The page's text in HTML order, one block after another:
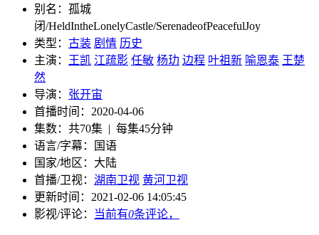
别名： 孤城
闭/HeldIntheLonelyCastle/SerenadeofPeacefulJoy
类型： 古装 剧情 历史
主演：
王凯 江疏影 任敏 杨玏 边程 叶祖新 喻恩泰 王楚
然
导演： 张开宙
首播时间： 2020-04-06
集数： 共70集 | 每集45分钟
语言/字幕：
国语
国家/地区： 大陆
首播/卫视： 湖南卫视 黄河卫视
更新时间： 2021-02-06 14:05:45
影视/评论：
当前有0条评论，